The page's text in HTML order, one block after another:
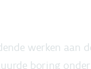
werken
boring